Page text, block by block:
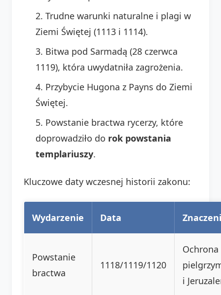
Trudne warunki naturalne i plagi w
Ziemi Świętej (1113 i 1114).
Bitwa pod Sarmadą (28 czerwca
1119), która uwydatniła zagrożenia.
Przybycie Hugona z Payns do Ziemi
Świętej.
Powstanie bractwa rycerzy, które
doprowadziło do rok powstania
templariuszy.
Kluczowe daty wczesnej historii zakonu:
Wydarzenie Data
Powstanie
bractwa
1118/1119/1120
Ochrona
i